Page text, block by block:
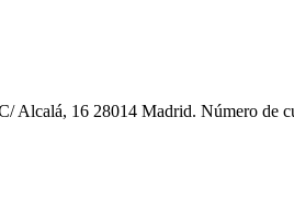
Alcalá, 16 28014 Madrid. Número de